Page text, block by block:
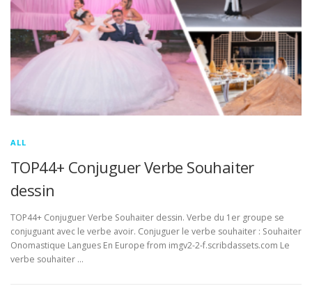
ALL
TOP44+ Conjuguer Verbe Souhaiter
dessin
TOP44+ Conjuguer Verbe Souhaiter dessin. Verbe du 1er groupe se
conjuguant avec le verbe avoir. Conjuguer le verbe souhaiter : Souhaiter
Onomastique Langues En Europe from imgv2-2-f.scribdassets.com Le
verbe souhaiter …